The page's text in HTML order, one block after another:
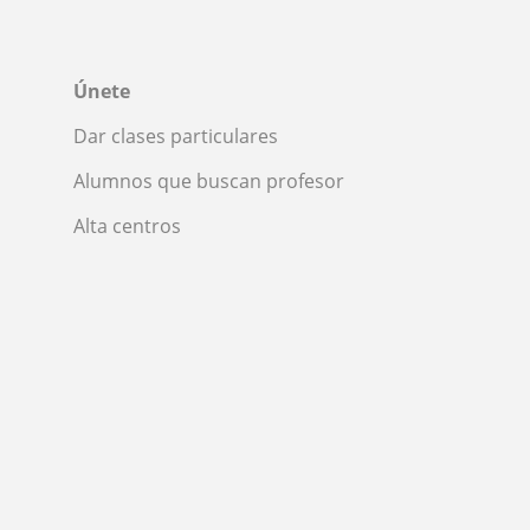
Únete
Dar clases particulares
Alumnos que buscan profesor
Alta centros